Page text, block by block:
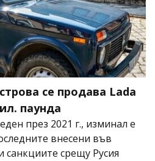
се продава Lada
паунда
през 2021 г., изминал е
внесени във
срещу Русия